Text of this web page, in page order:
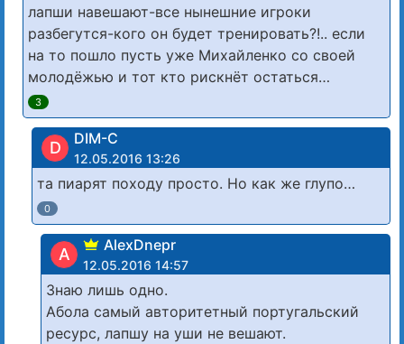
лапши навешают-все нынешние игроки
разбегутся-кого он будет тренировать?!.. если
на то пошло пусть уже Михайленко со своей
молодёжью и тот кто рискнёт остаться…
3
D DIM-C
12.05.2016 13:26
та пиарят походу просто. Но как же глупо…
0
A AlexDnepr
12.05.2016 14:57
Знаю лишь одно.
Абола самый авторитетный португальский
ресурс, лапшу на уши не вешают.